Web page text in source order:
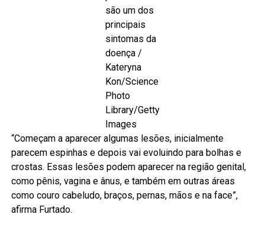
são um dos
principais
sintomas da
doença /
Kateryna
Kon/Science
Photo
Library/Getty
Images
“Começam a aparecer algumas lesões, inicialmente
parecem espinhas e depois vai evoluindo para bolhas e
crostas. Essas lesões podem aparecer na região genital,
como pênis, vagina e ânus, e também em outras áreas
como couro cabeludo, braços, pernas, mãos e na face”,
afirma Furtado.